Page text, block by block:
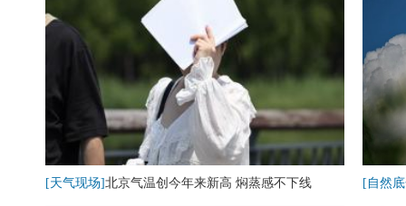
[天气现场]北京气温创今年来新高 焖蒸感不下线 [自然